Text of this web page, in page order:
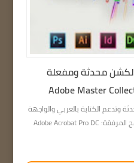
محدثة ومفعلة
وتدعم الكتابة بالعربي والواجهة
في لغتين الانجليزية والروسية… البرامج المرفقة: Adobe Acrobat Pro DC